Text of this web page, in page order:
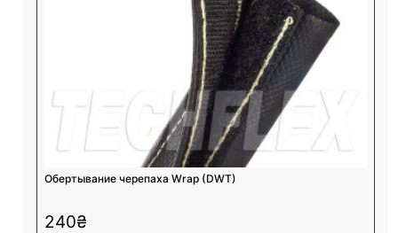
Обертывание черепаха Wrap (DWT)
240₴